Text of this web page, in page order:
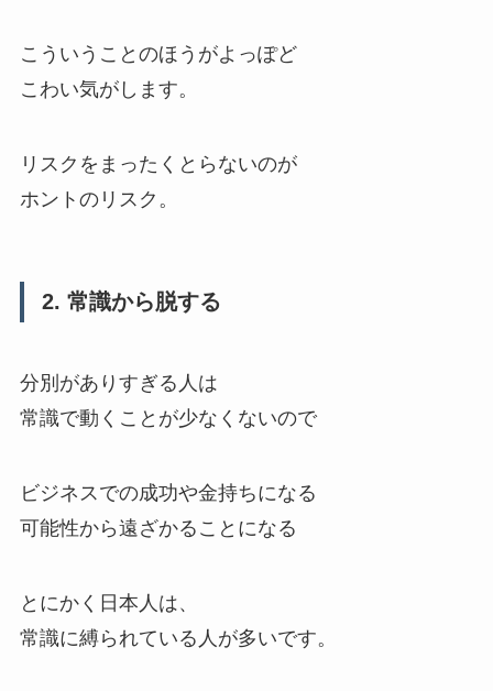
こういうことのほうがよっぽど
こわい気がします。
リスクをまったくとらないのが
ホントのリスク。
2. 常識から脱する
分別がありすぎる人は
常識で動くことが少なくないので
ビジネスでの成功や金持ちになる
可能性から遠ざかることになる
とにかく日本人は、
常識に縛られている人が多いです。